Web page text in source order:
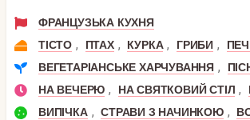
ФРАНЦУЗЬКА КУХНЯ
ТІСТО , ПТАХ , КУРКА , ГРИБИ ,
ВЕГЕТАРІАНСЬКЕ ХАРЧУВАННЯ ,
НА ВЕЧЕРЮ , НА СВЯТКОВИЙ СТІЛ ,
ВИПІЧКА , СТРАВИ З НАЧИНКОЮ ,